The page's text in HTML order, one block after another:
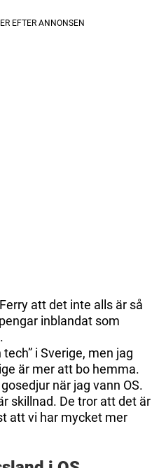
att det inte alls är så
inblandat som
i Sverige, men jag
är mer att bo hemma.
när jag vann OS.
skillnad. De tror att det är
att vi har mycket mer